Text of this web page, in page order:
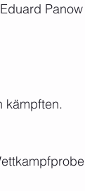
Panow
kämpften.